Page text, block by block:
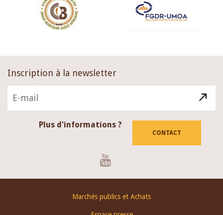
Inscription à la newsletter
Plus d'informations ?
CONTACT
Marchés publics et Achats